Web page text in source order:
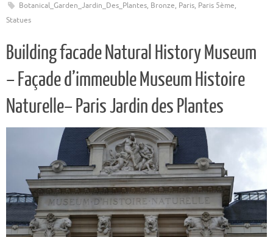
Botanical_Garden_Jardin_Des_Plantes, Bronze, Paris, Paris 5ème,
Statues
Building facade Natural History Museum
– Façade d’immeuble Museum Histoire
Naturelle– Paris Jardin des Plantes